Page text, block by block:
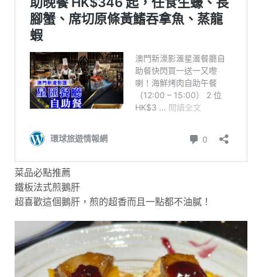
菜品必點推薦
鐵板法式煎鵝肝
超喜歡這個鵝肝，煎的超香而且一點都不油膩！